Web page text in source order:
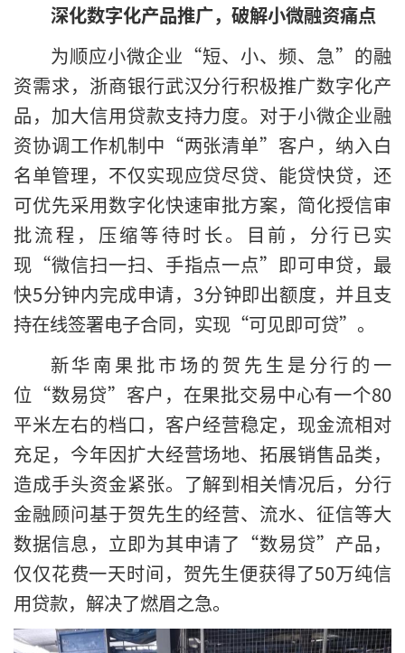
深化数字化产品推广，破解小微融资痛点
为顺应小微企业“短、小、频、急”的融
资需求，浙商银行武汉分行积极推广数字化产
品，加大信用贷款支持力度。对于小微企业融
资协调工作机制中“两张清单”客户，纳入白
名单管理，不仅实现应贷尽贷、能贷快贷，还
可优先采用数字化快速审批方案，简化授信审
批流程，压缩等待时长。目前，分行已实
现“微信扫一扫、手指点一点”即可申贷，最
快5分钟内完成申请，3分钟即出额度，并且支
持在线签署电子合同，实现“可见即可贷”。
新华南果批市场的贺先生是分行的一
位“数易贷”客户，在果批交易中心有一个80
平米左右的档口，客户经营稳定，现金流相对
充足，今年因扩大经营场地、拓展销售品类，
造成手头资金紧张。了解到相关情况后，分行
金融顾问基于贺先生的经营、流水、征信等大
数据信息，立即为其申请了“数易贷”产品，
仅仅花费一天时间，贺先生便获得了50万纯信
用贷款，解决了燃眉之急。